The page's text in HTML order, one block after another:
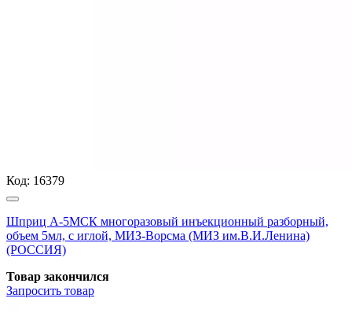
Код: 16379
Шприц А-5МСК многоразовый инъекционный разборный,
объем 5мл, с иглой, МИЗ-Ворсма (МИЗ им.В.И.Ленина)
(РОССИЯ)
Товар закончился
Запросить товар